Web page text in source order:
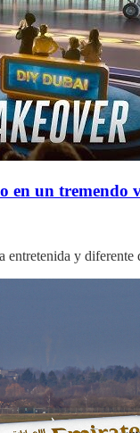
un tremendo
y